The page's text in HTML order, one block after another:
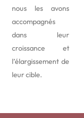
nous les avons
accompagnés
dans leur
croissance et
l’élargissement de
leur cible.